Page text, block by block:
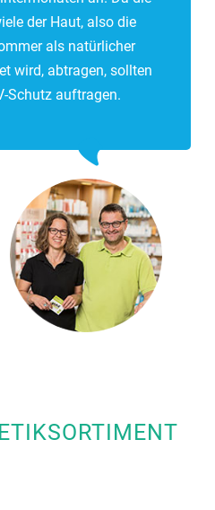
der Haut, also die
als natürlicher
wird, abtragen, sollten
Schutz auftragen.